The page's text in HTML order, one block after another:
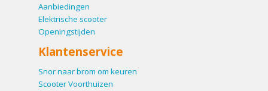
Aanbiedingen
Elektrische scooter
Openingstijden
Klantenservice
Snor naar brom om keuren
Scooter Voorthuizen